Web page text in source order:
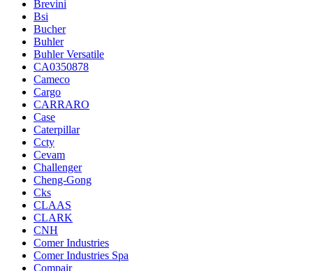
Brevini
Bsi
Bucher
Buhler
Buhler Versatile
CA0350878
Cameco
Cargo
CARRARO
Case
Caterpillar
Ccty
Cevam
Challenger
Cheng-Gong
Cks
CLAAS
CLARK
CNH
Comer Industries
Comer Industries Spa
Compair